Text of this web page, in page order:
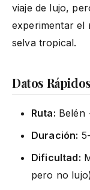
viaje de lujo,
experimentar el
selva tropical.
Datos Rápidos
Ruta: Belén
Duración:
Dificultad:
pero no